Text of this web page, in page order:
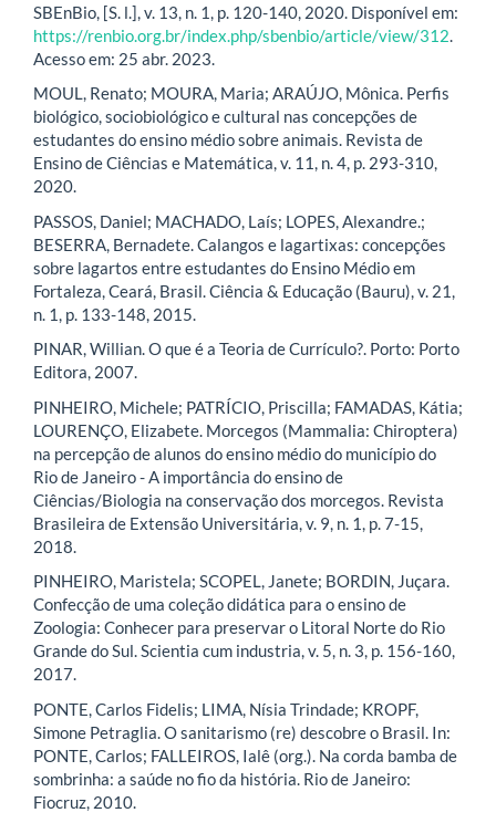
SBEnBio, [S. l.], v. 13, n. 1, p. 120-140, 2020. Disponível em:
https://renbio.org.br/index.php/sbenbio/article/view/312.
Acesso em: 25 abr. 2023.
MOUL, Renato; MOURA, Maria; ARAÚJO, Mônica. Perfis
biológico, sociobiológico e cultural nas concepções de
estudantes do ensino médio sobre animais. Revista de
Ensino de Ciências e Matemática, v. 11, n. 4, p. 293-310,
2020.
PASSOS, Daniel; MACHADO, Laís; LOPES, Alexandre.;
BESERRA, Bernadete. Calangos e lagartixas: concepções
sobre lagartos entre estudantes do Ensino Médio em
Fortaleza, Ceará, Brasil. Ciência & Educação (Bauru), v. 21,
n. 1, p. 133-148, 2015.
PINAR, Willian. O que é a Teoria de Currículo?. Porto: Porto
Editora, 2007.
PINHEIRO, Michele; PATRÍCIO, Priscilla; FAMADAS, Kátia;
LOURENÇO, Elizabete. Morcegos (Mammalia: Chiroptera)
na percepção de alunos do ensino médio do município do
Rio de Janeiro - A importância do ensino de
Ciências/Biologia na conservação dos morcegos. Revista
Brasileira de Extensão Universitária, v. 9, n. 1, p. 7-15,
2018.
PINHEIRO, Maristela; SCOPEL, Janete; BORDIN, Juçara.
Confecção de uma coleção didática para o ensino de
Zoologia: Conhecer para preservar o Litoral Norte do Rio
Grande do Sul. Scientia cum industria, v. 5, n. 3, p. 156-160,
2017.
PONTE, Carlos Fidelis; LIMA, Nísia Trindade; KROPF,
Simone Petraglia. O sanitarismo (re) descobre o Brasil. In:
PONTE, Carlos; FALLEIROS, Ialê (org.). Na corda bamba de
sombrinha: a saúde no fio da história. Rio de Janeiro:
Fiocruz, 2010.